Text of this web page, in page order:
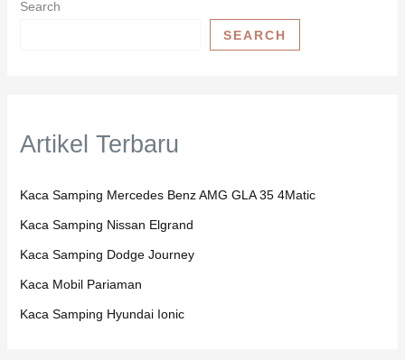
Search
SEARCH
Artikel Terbaru
Kaca Samping Mercedes Benz AMG GLA 35 4Matic
Kaca Samping Nissan Elgrand
Kaca Samping Dodge Journey
Kaca Mobil Pariaman
Kaca Samping Hyundai Ionic